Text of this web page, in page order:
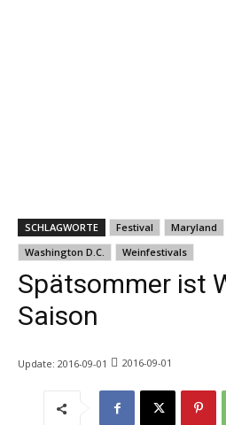
SCHLAGWORTE Festival Maryland
Washington D.C.
Weinfestivals
Spätsommer ist
Saison
Update: 2016-09-01 2016-09-01